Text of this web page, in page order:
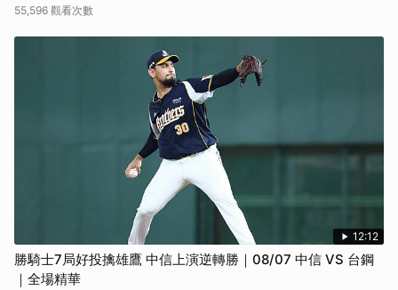
55,596 觀看次數
12:12
勝騎士7局好投擒雄鷹 中信上演逆轉勝｜08/07 中信 VS 台鋼
｜全場精華